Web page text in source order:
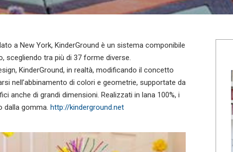
a New York, KinderGround è un sistema componibile
scegliendo tra più di 37 forme diverse.
KinderGround, in realtà, modificando il concetto
nell’abbinamento di colori e geometrie, supportate da
anche di grandi dimensioni. Realizzati in lana 100%, i
dalla gomma. http://kinderground.net